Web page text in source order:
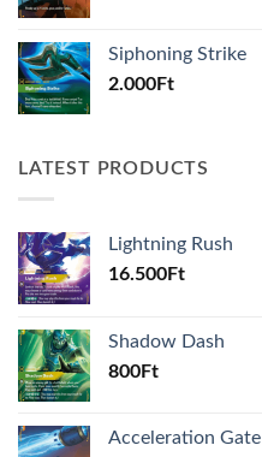
Siphoning Strike
2.000Ft
LATEST PRODUCTS
Lightning Rush
16.500Ft
Shadow Dash
800Ft
Acceleration Gate